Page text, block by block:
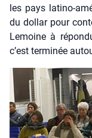
les pays lati­no-
du dol­lar pour
Lemoine à
c’est ter­mi­née